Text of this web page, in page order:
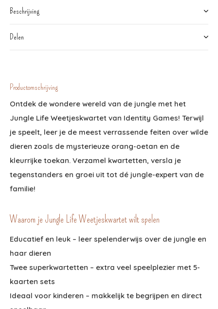
Beschrijving
Delen
Productomschrijving
Ontdek de wondere wereld van de jungle met het
Jungle Life Weetjeskwartet van Identity Games! Terwijl
je speelt, leer je de meest verrassende feiten over wilde
dieren zoals de mysterieuze orang-oetan en de
kleurrijke toekan. Verzamel kwartetten, versla je
tegenstanders en groei uit tot dé jungle-expert van de
familie!
Waarom je Jungle Life Weetjeskwartet wilt spelen
Educatief en leuk – leer spelenderwijs over de jungle en
haar dieren
Twee superkwartetten – extra veel speelplezier met 5-
kaarten sets
Ideaal voor kinderen – makkelijk te begrijpen en direct